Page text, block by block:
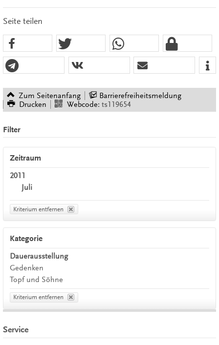
Seite teilen
Zum Seitenanfang
Barrierefreiheitsmeldung
Drucken
Webcode: ts119654
Filter
Zeitraum
2011
Juli
Kriterium entfernen
Kategorie
Dauerausstellung
Gedenken
Topf und Söhne
Kriterium entfernen
Service